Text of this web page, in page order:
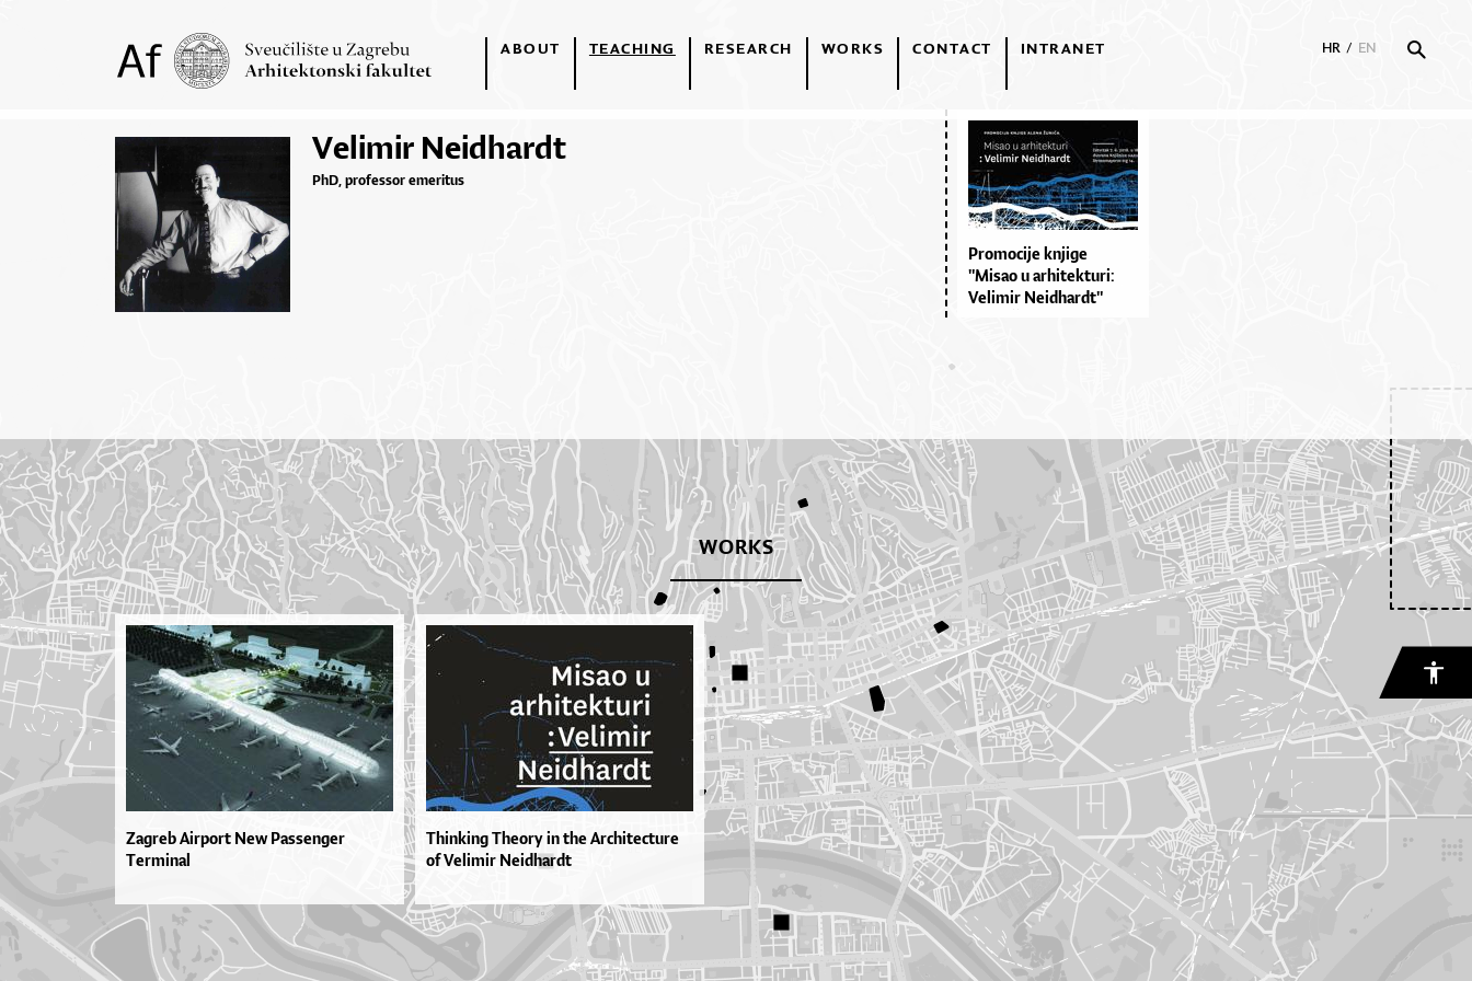
ABOUT TEACHING RESEARCH WORKS CONTACT INTRANET HR / EN
Velimir Neidhardt
PhD, professor emeritus
Promocije knjige
"Misao u arhitekturi:
Velimir Neidhardt"
WORKS
Zagreb Airport New Passenger
Terminal
Thinking Theory in the Architecture
of Velimir Neidhardt